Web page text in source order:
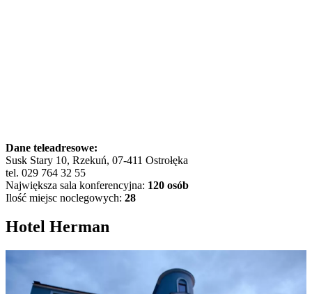
Dane teleadresowe:
Susk Stary 10, Rzekuń, 07-411 Ostrołęka
tel. 029 764 32 55
Największa sala konferencyjna: 120 osób
Ilość miejsc noclegowych: 28
Hotel Herman